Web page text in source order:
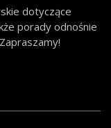
dotyczące
porady odnośnie